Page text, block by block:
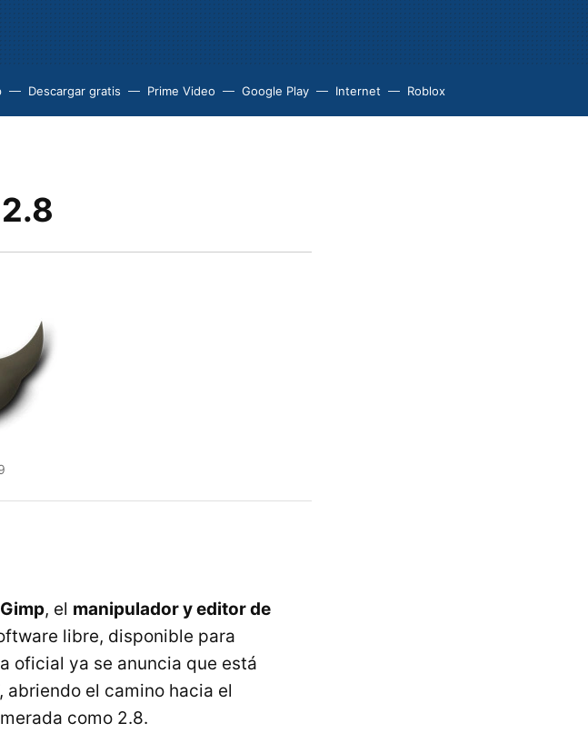
Descargar gratis Prime Video Google Play Internet Roblox
Gimp, el manipulador y editor de
libre, disponible para
oficial ya se anuncia que está
el camino hacia el
como 2.8.